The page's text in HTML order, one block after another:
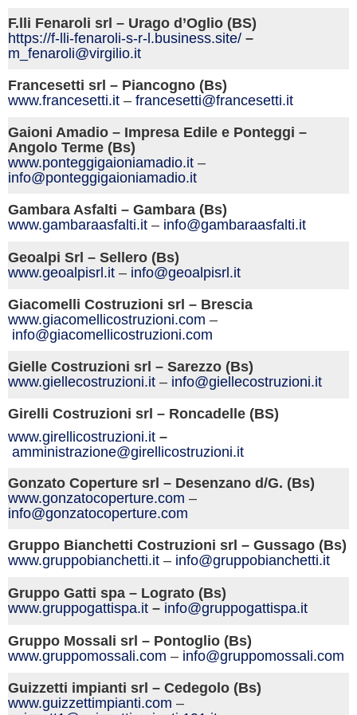
F.lli Fenaroli srl – Urago d’Oglio (BS)
https://f-lli-fenaroli-s-r-l.business.site/ –
m_fenaroli@virgilio.it
Francesetti srl – Piancogno (Bs)
www.francesetti.it – francesetti@francesetti.it
Gaioni Amadio – Impresa Edile e Ponteggi –
Angolo Terme (Bs)
www.ponteggigaioniamadio.it –
info@ponteggigaioniamadio.it
Gambara Asfalti – Gambara (Bs)
www.gambaraasfalti.it – info@gambaraasfalti.it
Geoalpi Srl – Sellero (Bs)
www.geoalpisrl.it – info@geoalpisrl.it
Giacomelli Costruzioni srl – Brescia
www.giacomellicostruzioni.com –
info@giacomellicostruzioni.com
Gielle Costruzioni srl – Sarezzo (Bs)
www.giellecostruzioni.it – info@giellecostruzioni.it
Girelli Costruzioni srl – Roncadelle (BS)
www.girellicostruzioni.it –
amministrazione@girellicostruzioni.it
Gonzato Coperture srl – Desenzano d/G. (Bs)
www.gonzatocoperture.com –
info@gonzatocoperture.com
Gruppo Bianchetti Costruzioni srl – Gussago (Bs)
www.gruppobianchetti.it – info@gruppobianchetti.it
Gruppo Gatti spa – Lograto (Bs)
www.gruppogattispa.it – info@gruppogattispa.it
Gruppo Mossali srl – Pontoglio (Bs)
www.gruppomossali.com – info@gruppomossali.com
Guizzetti impianti srl – Cedegolo (Bs)
www.guizzettimpianti.com –